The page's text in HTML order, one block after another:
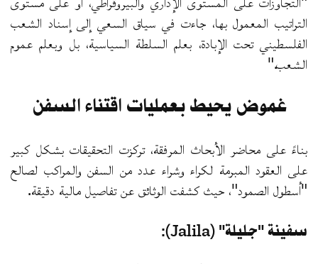
التراتيب المعمول بها، جاءت في سياق السعي إلى إسناد الشعب
الفلسطيني تحت الإبادة، بعلم السلطة السياسية، بل وبعلم عموم
الشعب."
غموض يحيط بعمليات اقتناء السفن
بناءً على محاضر الأبحاث المرفقة، تركزت التحقيقات بشكل كبير
على العقود المبرمة لكراء وشراء عدد من السفن والمراكب لصالح
"أسطول الصمود"، حيث كشفت الوثائق عن تفاصيل مالية دقيقة.
سفينة "جليلة" (Jalila):